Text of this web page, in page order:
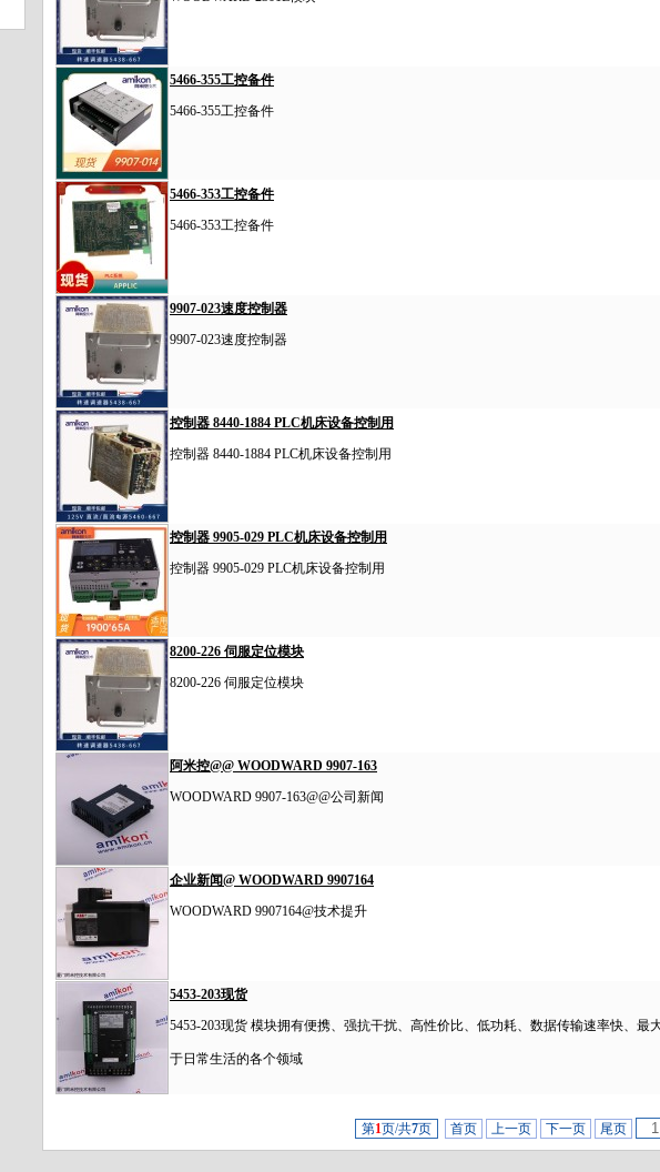
5466-355工控备件
5466-355工控备件
5466-353工控备件
5466-353工控备件
9907-023速度控制器
9907-023速度控制器
控制器 8440-1884 PLC机床设备控制用
控制器 8440-1884 PLC机床设备控制用
控制器 9905-029 PLC机床设备控制用
控制器 9905-029 PLC机床设备控制用
8200-226 伺服定位模块
8200-226 伺服定位模块
阿米控@@ WOODWARD 9907-163
WOODWARD 9907-163@@公司新闻
企业新闻@ WOODWARD 9907164
WOODWARD 9907164@技术提升
5453-203现货
5453-203现货 模块拥有便携、强抗干扰、高性价比、低功耗、数据传输速率快、最
于日常生活的各个领域
第1页/共7页 首页 上一页 下一页 尾页